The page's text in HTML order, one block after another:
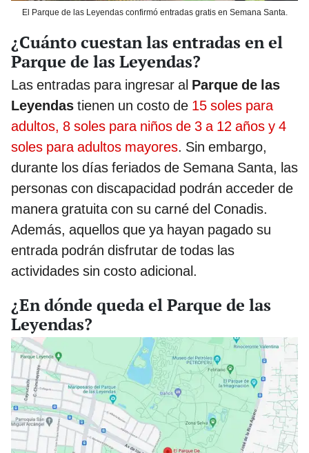
El Parque de las Leyendas confirmó entradas gratis en Semana Santa.
¿Cuánto cuestan las entradas en el
Parque de las Leyendas?
Las entradas para ingresar al Parque de las
Leyendas tienen un costo de 15 soles para
adultos, 8 soles para niños de 3 a 12 años y 4
soles para adultos mayores. Sin embargo,
durante los días feriados de Semana Santa, las
personas con discapacidad podrán acceder de
manera gratuita con su carné del Conadis.
Además, aquellos que ya hayan pagado su
entrada podrán disfrutar de todas las
actividades sin costo adicional.
¿En dónde queda el Parque de las
Leyendas?